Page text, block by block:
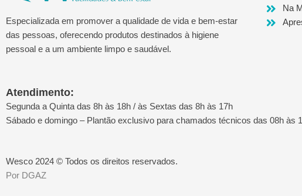
Especializada em promover a qualidade de vida e bem-estar
das pessoas, oferecendo produtos destinados à higiene
pessoal e a um ambiente limpo e saudável.
Na
Atendimento:
Segunda a Quinta das 8h às 18h / às Sextas das 8h às 17h
Sábado e domingo – Plantão exclusivo para chamados técnicos das 08h às
Wesco 2024 © Todos os direitos reservados.
Por DGAZ